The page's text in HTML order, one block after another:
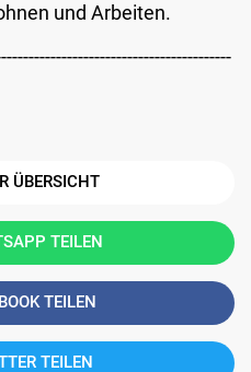
und Arbeiten.
ÜBERSICHT
TEILEN
TEILEN
TEILEN